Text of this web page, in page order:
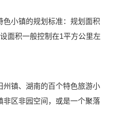
小镇的规划标准：规划面积
面积一般控制在1平方公里左
州镇、湖南的百个特色旅游小
区非园空间，或是一个聚落